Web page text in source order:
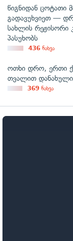
წიგნიდან ცოტათი
გადავუხვიეთ —
სახლის რეჟისორი
პასუხობს
436 ნახვა
ოთხი დრო, ერთი
თვალით
369 ნახვა